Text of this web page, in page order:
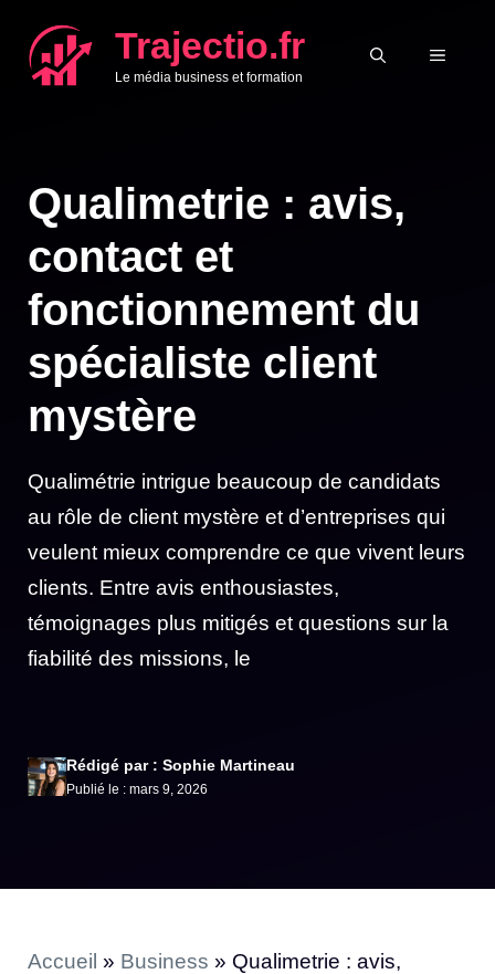
contenu
Trajectio.fr
Le média business et formation
MENU
Qualimetrie : avis,
contact et
fonctionnement du
spécialiste client
mystère
Qualimétrie intrigue beaucoup de candidats
au rôle de client mystère et d’entreprises qui
veulent mieux comprendre ce que vivent leurs
clients. Entre avis enthousiastes,
témoignages plus mitigés et questions sur la
fiabilité des missions, le
Rédigé par : Sophie Martineau
Publié le : mars 9, 2026
Accueil » Business » Qualimetrie : avis,